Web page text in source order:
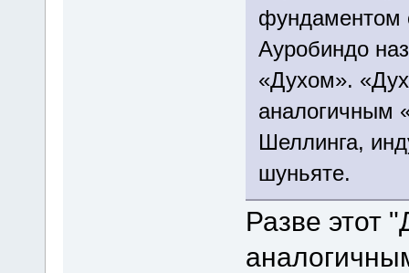
фундаментом
Ауробиндо
«Духом».
аналогичным
Шеллинга,
шуньяте.
Разве этот